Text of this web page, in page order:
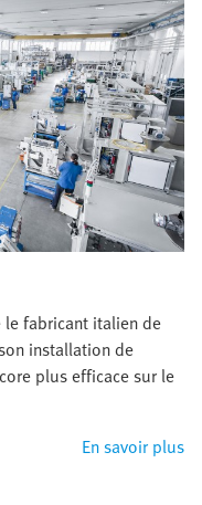
le fabricant italien de
installation de
plus efficace sur le
En savoir plus